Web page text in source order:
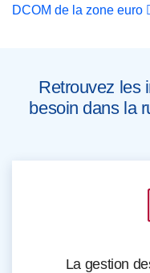
DCOM de la zone euro
Retrouvez les
besoin dans la
La gestion